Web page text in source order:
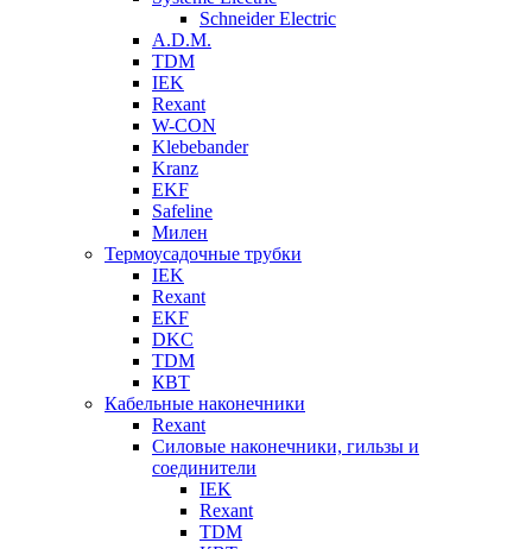
Schneider Electric
A.D.M.
TDM
IEK
Rexant
W-CON
Klebebander
Kranz
EKF
Safeline
Милен
Термоусадочные трубки
IEK
Rexant
EKF
DKC
TDM
КВТ
Кабельные наконечники
Rexant
Силовые наконечники, гильзы и
соединители
IEK
Rexant
TDM